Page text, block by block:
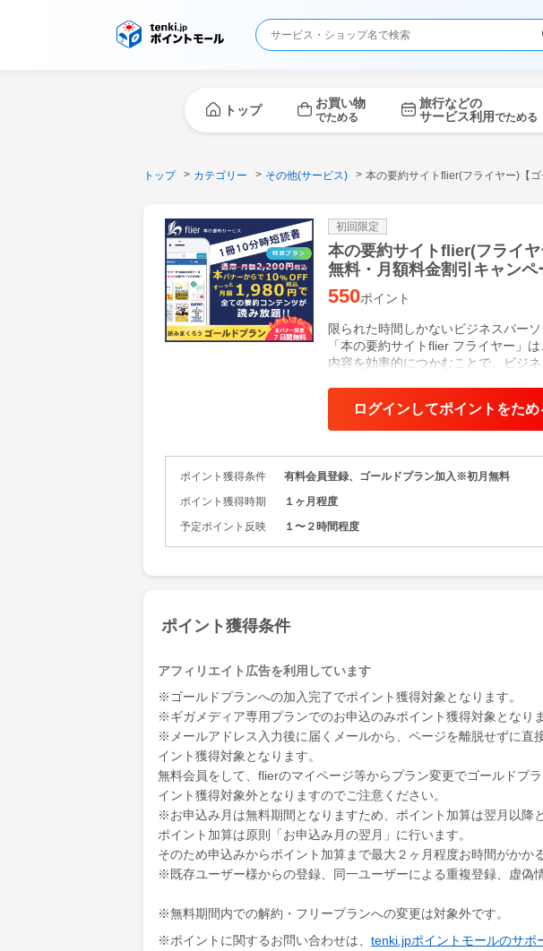
トップ お買い物
でためる
旅行などの
サービス利用でためる
トップ カテゴリー その他(サービス) 本の要約サイトflier(フライヤー)【
初回限定
本の要約サイトflier(フライ
無料・月額料金割引キャンペ
550ポイント
限られた時間しかないビジネスパー
「本の要約サイトflier フライヤー」
内容を効率的につかむことで、ビジ
毎日1冊、1年間で365冊追加。過去の
フライヤー編集部が実際に読んでオ
要約の品質は、本の著者や出版社か
博士号取得者など、各領域のスペシャ
さらに出版社の担当編集者の最終チ
・厳選された話題の本を知りたい方
・営業のつかみに使える雑談力をつけ
・豊富な情報の引き出しから、仕事の
・読書好きで、自分の目で本を選び
・ニュースアプリに満足できず、本
本の内容を短時間で理解できる「要
触れることができますし、自分に合
を楽しむことができます。
flier（フライヤー）では、話題の本
ログインしてポイントをため
ポイント獲得条件
有料会員登録、ゴールドプラン加入※初月無料
ポイント獲得時期
１ヶ月程度
予定ポイント反映
１〜２時間程度
ポイント獲得条件
アフィリエイト広告を利用しています
※ゴールドプランへの加入完了でポイント獲得対象となります。
※ギガメディア専用プランでのお申込のみポイント獲得対象となりま
※メールアドレス入力後に届くメールから、ページを離脱せずに直
イント獲得対象となります。
無料会員をして、flierのマイページ等からプラン変更でゴールドプ
イント獲得対象外となりますのでご注意ください。
※お申込み月は無料期間となりますため、ポイント加算は翌月以降
ポイント加算は原則「お申込み月の翌月」に行います。
そのため申込みからポイント加算まで最大２ヶ月程度お時間がかか
※既存ユーザー様からの登録、同一ユーザーによる重複登録、虚偽
※無料期間内での解約・フリープランへの変更は対象外です。
※ポイントに関するお問い合わせは、 tenki.jpポイントモールのサポ